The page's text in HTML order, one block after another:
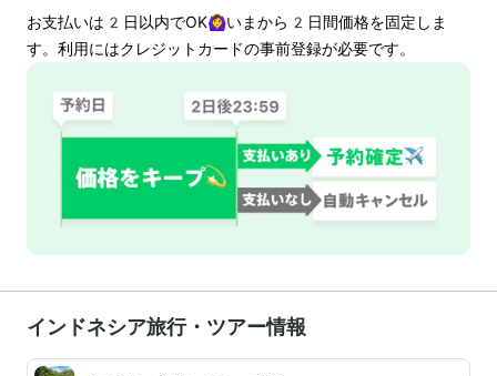
お支払いは 2 日以内でOK🙆‍♀️いまから 2 日間価格を固定しま
す。利用にはクレジットカードの事前登録が必要です。
インドネシア旅行・ツアー情報